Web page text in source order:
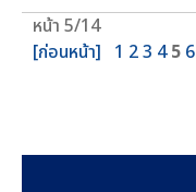
หน้า 5/14
[ก่อนหน้า] 1 23 4 5 6